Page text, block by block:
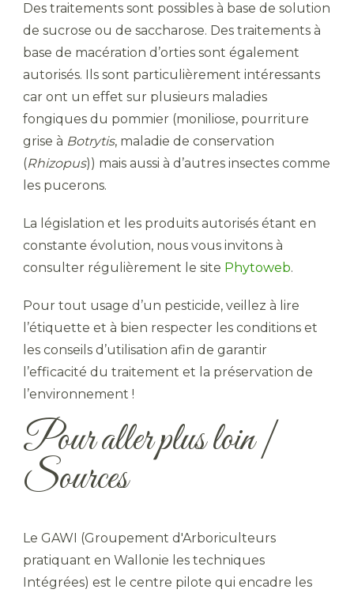
Des traitements sont possibles à base de solution
de sucrose ou de saccharose. Des traitements à
base de macération d’orties sont également
autorisés. Ils sont particulièrement intéressants
car ont un effet sur plusieurs maladies
fongiques du pommier (moniliose, pourriture
grise à Botrytis, maladie de conservation
(Rhizopus)) mais aussi à d’autres insectes comme
les pucerons.
La législation et les produits autorisés étant en
constante évolution, nous vous invitons à
consulter régulièrement le site Phytoweb.
Pour tout usage d’un pesticide, veillez à lire
l’étiquette et à bien respecter les conditions et
les conseils d’utilisation afin de garantir
l’efficacité du traitement et la préservation de
l’environnement !
Pour aller plus loin |
Sources
Le GAWI (Groupement d'Arboriculteurs
pratiquant en Wallonie les techniques
Intégrées) est le centre pilote qui encadre les